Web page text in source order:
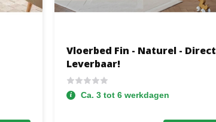
Vloerbed Fin - Naturel - Direct
Leverbaar!
Ca. 3 tot 6 werkdagen